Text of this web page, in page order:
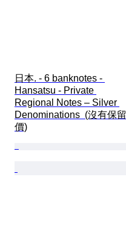
日本. - 6 banknotes -
Hansatsu - Private
Regional Notes – Silver
Denominations  (沒有保留
價)